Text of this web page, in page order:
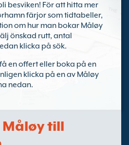
besviken! För att hitta mer
färjor som tidtabeller,
om hur man bokar Måløy
önskad rutt, antal
klicka på sök.
en offert eller boka på en
klicka på en av Måløy
nedan.
till